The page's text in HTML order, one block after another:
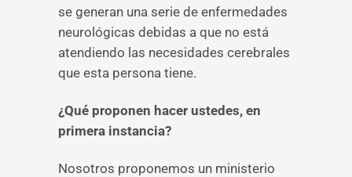
se generan una serie de enfermedades
neurológicas debidas a que no está
atendiendo las necesidades cerebrales
que esta persona tiene.
¿Qué proponen hacer ustedes, en
primera instancia?
Nosotros proponemos un ministerio